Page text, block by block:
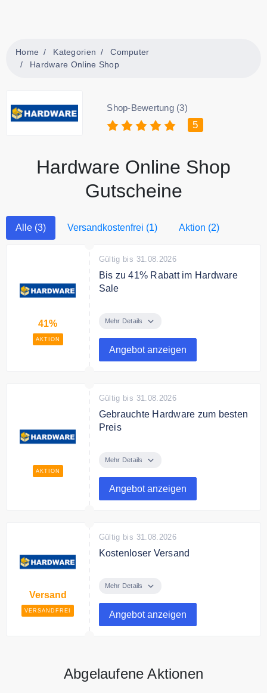
Home Kategorien
Computer
Hardware Online Shop
Shop-Bewertung (3)
5
Hardware Online Shop
Gutscheine
Alle (3) Versandkostenfrei (1) Aktion (2)
41%
AKTION
Gültig bis 31.08.2026
Bis zu 41% Rabatt im Hardware
Sale
gebrauchte Schätze zu stark
Mehr Details
Angebot anzeigen
AKTION
Gültig bis 31.08.2026
Gebrauchte Hardware zum besten
Preis
zum besten Preis.
Mehr Details
Angebot anzeigen
Versand
VERSANDFREI
Gültig bis 31.08.2026
Kostenloser Versand
kostenfrei ab 59€ Bestellwert.
Mehr Details
Angebot anzeigen
Abgelaufene Aktionen